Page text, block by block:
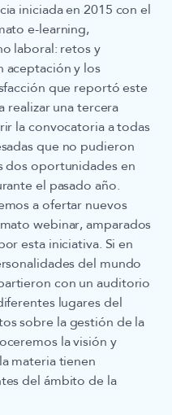
iniciada en 2015 con el
e-learning,
laboral: retos y
aceptación y los
que reportó este
realizar una tercera
la convocatoria a todas
que no pudieron
dos oportunidades en
el pasado año.
a ofertar nuevos
webinar, amparados
esta iniciativa. Si en
del mundo
con un auditorio
lugares del
sobre la gestión de la
la visión y
materia tienen
del ámbito de la